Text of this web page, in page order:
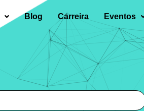
Blog Carreira Eventos